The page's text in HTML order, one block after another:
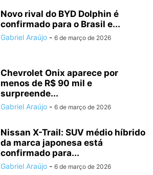
Novo rival do BYD Dolphin é
confirmado para o Brasil e...
Gabriel Araújo - 6 de março de 2026
Chevrolet Onix aparece por
menos de R$ 90 mil e
surpreende...
Gabriel Araújo - 6 de março de 2026
Nissan X-Trail: SUV médio híbrido
da marca japonesa está
confirmado para...
Gabriel Araújo - 6 de março de 2026